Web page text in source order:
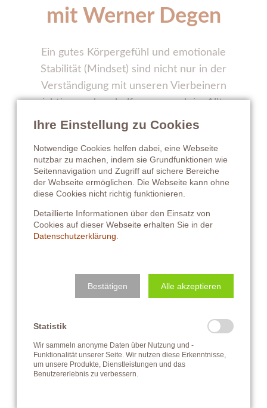
mit Werner Degen
Ein gutes Körpergefühl und emotionale
Stabilität (Mindset) sind nicht nur in der
Verständigung mit unseren Vierbeinern
wichtig, sondern helfen uns auch im Alltag
gesund und glücklich zu sein.
Für Reiter, Hundehalter und alle, die sich
etwas Gutes tun wollen
Seminarinformationen
Uhrzeit
Beginn jeweils um 17 Uhr
Ihre Einstellung zu Cookies
Notwendige Cookies helfen dabei, eine Webseite
nutzbar zu machen, indem sie Grundfunktionen wie
Seitennavigation und Zugriff auf sichere Bereiche
der Webseite ermöglichen. Die Webseite kann ohne
diese Cookies nicht richtig funktionieren.
Detaillierte Informationen über den Einsatz von
Cookies auf dieser Webseite erhalten Sie in der
Datenschutzerklärung.
Bestätigen Alle akzeptieren
Statistik
Wir sammeln anonyme Daten über Nutzung und -
Funktionalität unserer Seite. Wir nutzen diese Erkenntnisse,
um unsere Produkte, Dienstleistungen und das
Benutzererlebnis zu verbessern.